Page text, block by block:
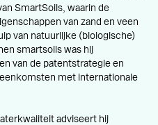
SmartSoils, waarin de
van zand en veen
van natuurlijke (biologische)
smartsoils was hij
van de patentstrategie en
met internationale
adviseert hij